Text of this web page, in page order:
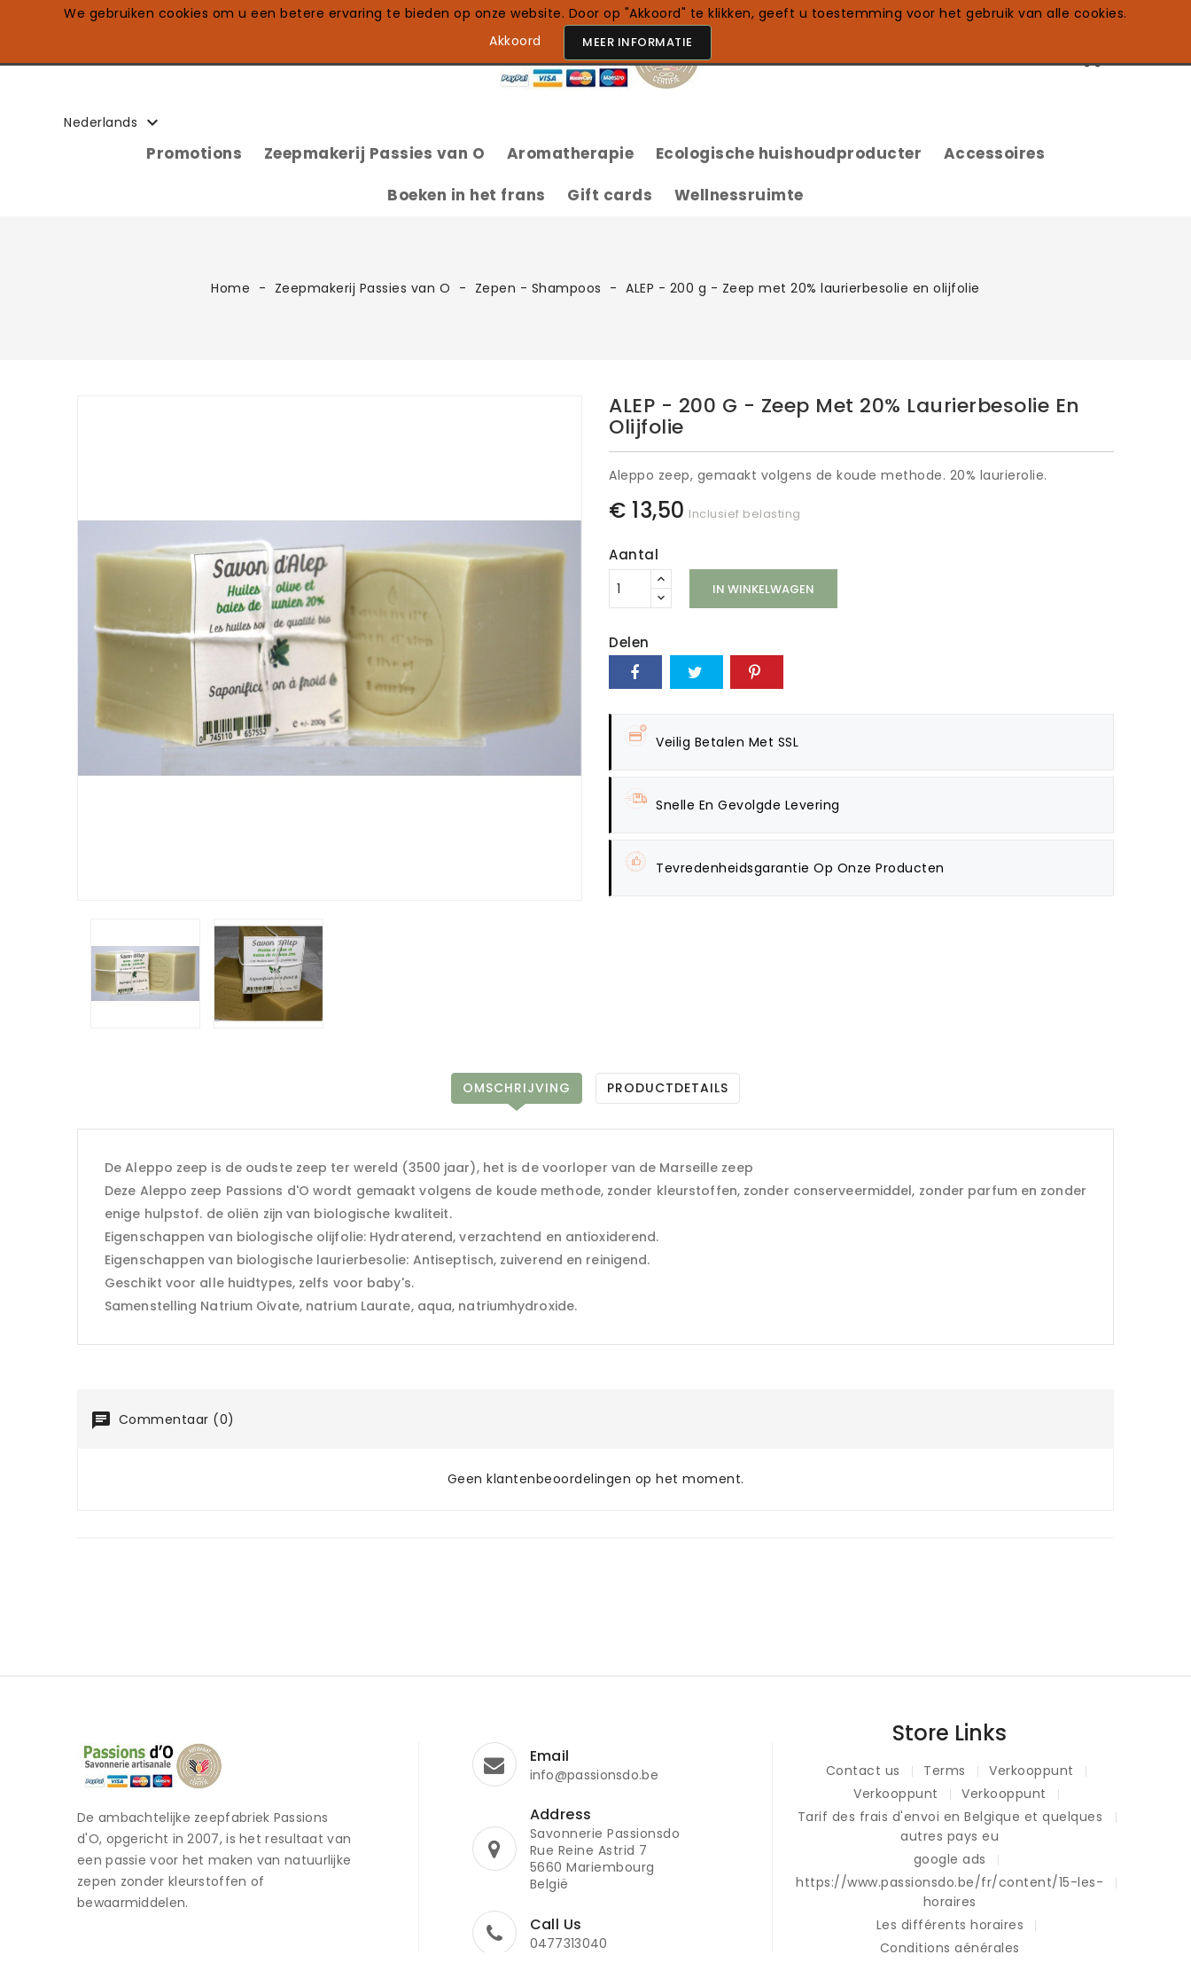
We gebruiken cookies om u een betere ervaring te bieden op onze website. Door op "Akkoord" te klikken, geeft u toestemming voor het gebruik van alle cookies.
Akkoord
MEER INFORMATIE
Nederlands 
Promotions
Zeepmakerij Passies van O Aromatherapie Ecologische huishoudproducter
Accessoires
Boeken in het frans
Gift cards Wellnessruimte
Home Zeepmakerij Passies van O Zepen - Shampoos ALEP - 200 g - Zeep met 20% laurierbesolie en olijfolie
ALEP - 200 G - Zeep Met 20% Laurierbesolie En
Olijfolie
Aleppo zeep, gemaakt volgens de koude methode. 20% laurierolie.
€ 13,50 Inclusief belasting
Aantal
IN WINKELWAGEN
Delen
Veilig Betalen Met SSL
Snelle En Gevolgde Levering
Tevredenheidsgarantie Op Onze Producten
OMSCHRIJVING PRODUCTDETAILS
De Aleppo zeep is de oudste zeep ter wereld (3500 jaar), het is de voorloper van de Marseille zeep
Deze Aleppo zeep Passions d'O wordt gemaakt volgens de koude methode, zonder kleurstoffen, zonder conserveermiddel, zonder parfum en zonder
enige hulpstof. de oliën zijn van biologische kwaliteit.
Eigenschappen van biologische olijfolie: Hydraterend, verzachtend en antioxiderend.
Eigenschappen van biologische laurierbesolie: Antiseptisch, zuiverend en reinigend.
Geschikt voor alle huidtypes, zelfs voor baby's.
Samenstelling Natrium Oivate, natrium Laurate, aqua, natriumhydroxide.
Commentaar (0)
Geen klantenbeoordelingen op het moment.
De ambachtelijke zeepfabriek Passions
d'O, opgericht in 2007, is het resultaat van
een passie voor het maken van natuurlijke
zepen zonder kleurstoffen of
bewaarmiddelen.
Email
info@passionsdo.be
Address
Savonnerie Passionsdo
Rue Reine Astrid 7
5660 Mariembourg
België
Call Us
0477313040
Store Links
Contact us Terms
Verkooppunt
Verkooppunt
Verkooppunt
Tarif des frais d'envoi en Belgique et quelques
autres pays eu
google ads
https://www.passionsdo.be/fr/content/15-les-
horaires
Les différents horaires
Conditions générales